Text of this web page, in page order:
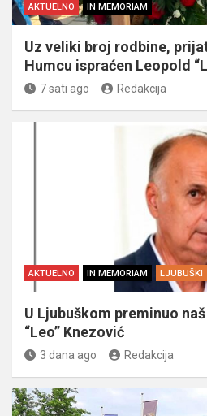
AKTUELNO IN MEMORIAM
Uz veliki broj rodbine,
Humcu ispraćen Leopold
7 sati ago Redakcija
AKTUELNO IN MEMORIAM LJUBUŠKI
U Ljubuškom preminuo
“Leo” Knezović
3 dana ago Redakcija